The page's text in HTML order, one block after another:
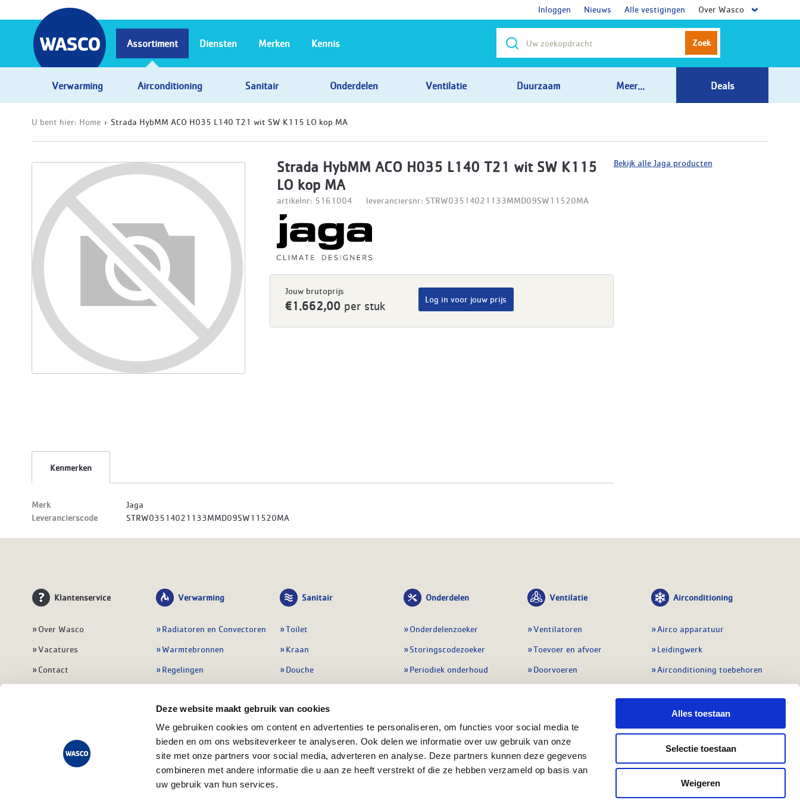
Deze website maakt gebruik van cookies
We gebruiken cookies om content en advertenties te personaliseren, om functies voor social media te
bieden en om ons websiteverkeer te analyseren. Ook delen we informatie over uw gebruik van onze
site met onze partners voor social media, adverteren en analyse. Deze partners kunnen deze gegevens
combineren met andere informatie die u aan ze heeft verstrekt of die ze hebben verzameld op basis van
uw gebruik van hun services.
Alles toestaan
Selectie toestaan
Weigeren
Inloggen Nieuws Alle vestigingen Over Wasco
Zoek
Assortiment
Verwarming Airconditioning Sanitair Onderdelen Ventilatie Duurzaam Meer... Deals
Diensten Merken Kennis
U bent hier: Home Strada HybMM ACO H035 L140 T21 wit SW K115 LO kop MA
Strada HybMM ACO H035 L140 T21 wit SW K115
LO kop MA
artikelnr: 5161004 leveranciersnr: STRW03514021133MMD09SW11520MA
Jouw brutoprijs
€1.662,00 per stuk
Log in voor jouw prijs
Kenmerken
Merk
Jaga
Leverancierscode
STRW03514021133MMD09SW11520MA
Bekijk alle Jaga producten
Klantenservice
Over Wasco
Vacatures
Contact
Veelgestelde vragen
Verwarming
Radiatoren en Convectoren
Warmtebronnen
Regelingen
Leidingwerk
Warmwatertoestellen
Alle verwarming
Sanitair
Toilet
Kraan
Douche
Badmeubel
Afvoeren
Alle sanitair
Onderdelen
Onderdelenzoeker
Storingscodezoeker
Periodiek onderhoud
Preventie & detectie
Alle onderdelen
Ventilatie
Ventilatoren
Toevoer en afvoer
Doorvoeren
Regelingen
Airconditioning
Airco apparatuur
Leidingwerk
Airconditioning toebehoren
Regelapparatuur
Alle koeling